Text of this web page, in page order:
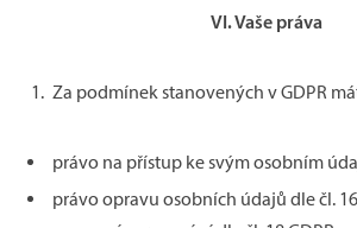
VI.Vaše práva
Za podmínek stanovených v GDPR
právo na přístup ke svým osobním
právo opravu osobních údajů dle čl.